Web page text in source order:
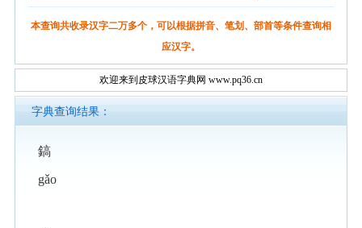
本查询共收录汉字二万多个，可以根据拼音、笔划、部首等条件查询相
应汉字。
欢迎来到皮球汉语字典网 www.pq36.cn
字典查询结果：
鎬
gǎo